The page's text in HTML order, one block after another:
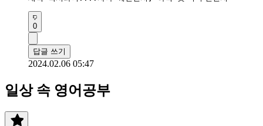
0
답글 쓰기
2024.02.06 05:47
일상 속 영어공부